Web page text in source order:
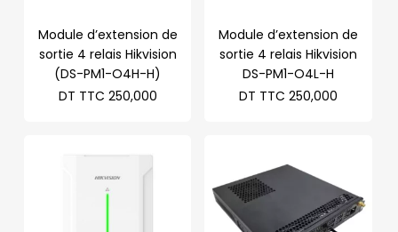
Module d’extension de
sortie 4 relais Hikvision
(DS-PM1-O4H-H)
DT TTC 250,000
Module d’extension de
sortie 4 relais Hikvision
DS-PM1-O4L-H
DT TTC 250,000